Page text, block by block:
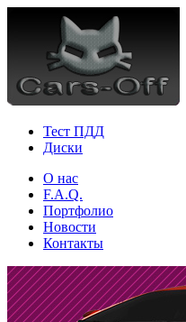
Тест ПДД
Диски
О нас
F.A.Q.
Портфолио
Новости
Контакты